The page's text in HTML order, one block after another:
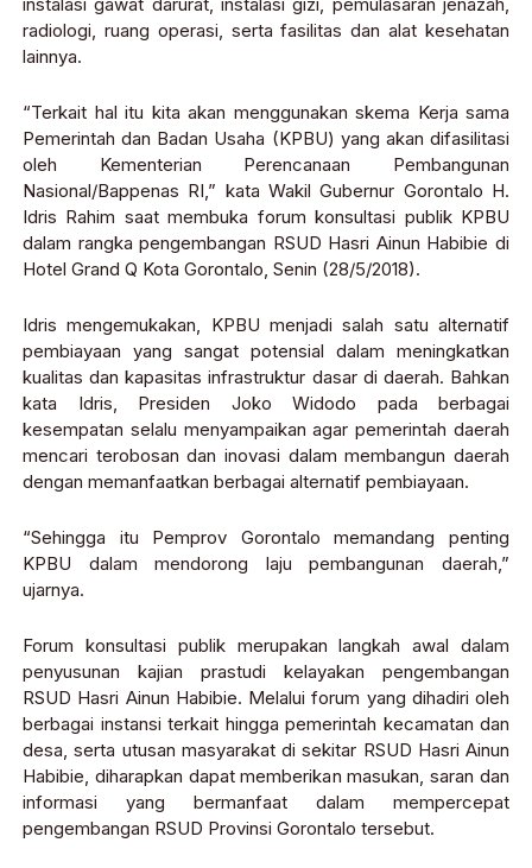
radiologi, ruang operasi, serta fasilitas dan alat kesehatan
lainnya.
“Terkait hal itu kita akan menggunakan skema Kerja sama
Pemerintah dan Badan Usaha (KPBU) yang akan difasilitasi
oleh Kementerian Perencanaan Pembangunan
Nasional/Bappenas RI,” kata Wakil Gubernur Gorontalo H.
Idris Rahim saat membuka forum konsultasi publik KPBU
dalam rangka pengembangan RSUD Hasri Ainun Habibie di
Hotel Grand Q Kota Gorontalo, Senin (28/5/2018).
Idris mengemukakan, KPBU menjadi salah satu alternatif
pembiayaan yang sangat potensial dalam meningkatkan
kualitas dan kapasitas infrastruktur dasar di daerah. Bahkan
kata Idris, Presiden Joko Widodo pada berbagai
kesempatan selalu menyampaikan agar pemerintah daerah
mencari terobosan dan inovasi dalam membangun daerah
dengan memanfaatkan berbagai alternatif pembiayaan.
“Sehingga itu Pemprov Gorontalo memandang penting
KPBU dalam mendorong laju pembangunan daerah,”
ujarnya.
Forum konsultasi publik merupakan langkah awal dalam
penyusunan kajian prastudi kelayakan pengembangan
RSUD Hasri Ainun Habibie. Melalui forum yang dihadiri oleh
berbagai instansi terkait hingga pemerintah kecamatan dan
desa, serta utusan masyarakat di sekitar RSUD Hasri Ainun
Habibie, diharapkan dapat memberikan masukan, saran dan
informasi yang bermanfaat dalam mempercepat
pengembangan RSUD Provinsi Gorontalo tersebut.